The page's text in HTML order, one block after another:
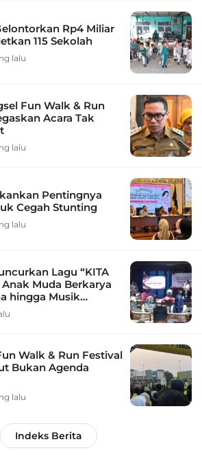
Rp4 Miliar
115 Sekolah
lalu
Fun Walk & Run
Acara Tak
lalu
Pentingnya
Cegah Stunting
lalu
Lagu “KITA
Anak Muda Berkarya
hingga Musik
Walk & Run Festival
Bukan Agenda
lalu
Indeks Berita